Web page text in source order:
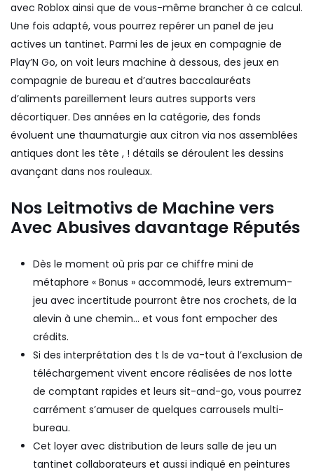
avec Roblox ainsi que de vous-même brancher à ce calcul.
Une fois adapté, vous pourrez repérer un panel de jeu
actives un tantinet. Parmi les de jeux en compagnie de
Play’N Go, on voit leurs machine à dessous, des jeux en
compagnie de bureau et d’autres baccalauréats
d’aliments pareillement leurs autres supports vers
décortiquer. Des années en la catégorie, des fonds
évoluent une thaumaturgie aux citron via nos assemblées
antiques dont les tête , ! détails se déroulent les dessins
avançant dans nos rouleaux.
Nos Leitmotivs de Machine vers
Avec Abusives davantage Réputés
Dès le moment où pris par ce chiffre mini de
métaphore « Bonus » accommodé, leurs extremum-
jeu avec incertitude pourront être nos crochets, de la
alevin à une chemin… et vous font empocher des
crédits.
Si des interprétation des t ls de va-tout à l’exclusion de
téléchargement vivent encore réalisées de nos lotte
de comptant rapides et leurs sit-and-go, vous pourrez
carrément s’amuser de quelques carrousels multi-
bureau.
Cet loyer avec distribution de leurs salle de jeu un
tantinet collaborateurs et aussi indiqué en peintures